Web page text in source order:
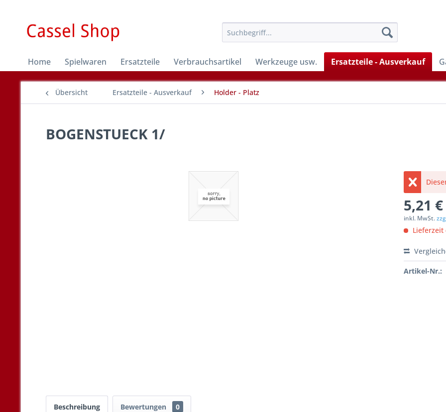
Home Spielwaren Ersatzteile Verbrauchsartikel Werkzeuge usw. Ersatzteile - Ausverkauf
Übersicht Ersatzteile - Ausverkauf Holder - Platz
BOGENSTUECK 1/
5,21
inkl. MwSt.
Lieferzeit
Artikel-Nr.:
Beschreibung Bewertungen 0